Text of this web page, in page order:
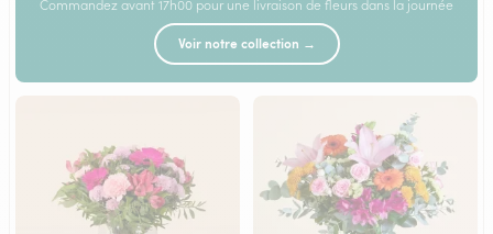
Commandez avant 17h00 pour une livraison de fleurs dans la journée
Voir notre collection →